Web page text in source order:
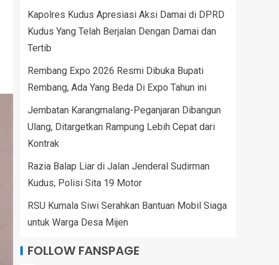
Kapolres Kudus Apresiasi Aksi Damai di DPRD
Kudus Yang Telah Berjalan Dengan Damai dan
Tertib
Rembang Expo 2026 Resmi Dibuka Bupati
Rembang, Ada Yang Beda Di Expo Tahun ini
Jembatan Karangmalang-Peganjaran Dibangun
Ulang, Ditargetkan Rampung Lebih Cepat dari
Kontrak
Razia Balap Liar di Jalan Jenderal Sudirman
Kudus, Polisi Sita 19 Motor
RSU Kumala Siwi Serahkan Bantuan Mobil Siaga
untuk Warga Desa Mijen
FOLLOW FANSPAGE